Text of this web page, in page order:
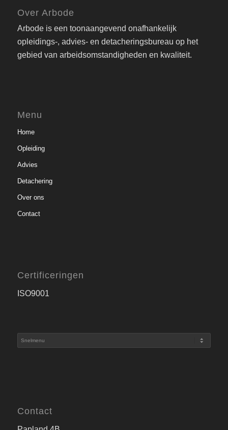
Over Arbode
Arbode is een toonaangevend onafhankelijk
opleidings-, advies- en detacheringsbureau op het
gebied van arbeidsomstandigheden en kwaliteit.
Menu
Home
Opleiding
Advies
Detachering
Over ons
Contact
Certificeringen
ISO9001
Contact